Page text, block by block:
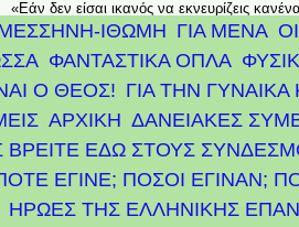
«Εάν δεν είσαι ικανός να εκνευρίζεις
ΙΘΩΜΗ ΓΙΑ ΜΕΝΑ
ΦΑΝΤΑΣΤΙΚΑ ΟΠΛΑ
Ο ΘΕΟΣ! ΓΙΑ ΤΗΝ ΓΥΝΑΙΚΑ
ΑΡΧΙΚΉ ΔΑΝΕΙΑΚΕΣ
ΒΡΕΙΤΕ ΕΔΩ ΣΤΟΥΣ
ΕΓΙΝΕ; ΠΟΣΟΙ ΕΓΙΝΑΝ;
ΤΗΣ ΕΛΛΗΝΙΚΉΣ